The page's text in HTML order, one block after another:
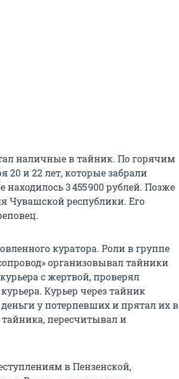
наличные в тайник. По горячим
и 22 лет, которые забрали
3 455 900 рублей. Позже
Чувашской республики. Его
куратора. Роли в группе
организовывал тайники
с жертвой, проверял
Курьер через тайник
у потерпевших и прятал их в
тайника, пересчитывал и
в Пензенской,